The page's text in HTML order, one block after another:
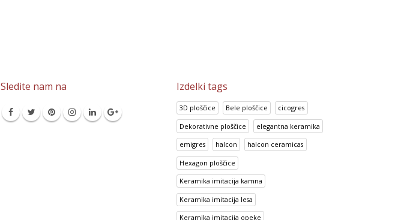
Sledite nam na Izdelki tags
3D ploščice Bele ploščice cicogres
Dekorativne ploščice elegantna keramika
emigres halcon halcon ceramicas
Hexagon ploščice
Keramika imitacija kamna
Keramika imitacija lesa
Keramika imitacija opeke